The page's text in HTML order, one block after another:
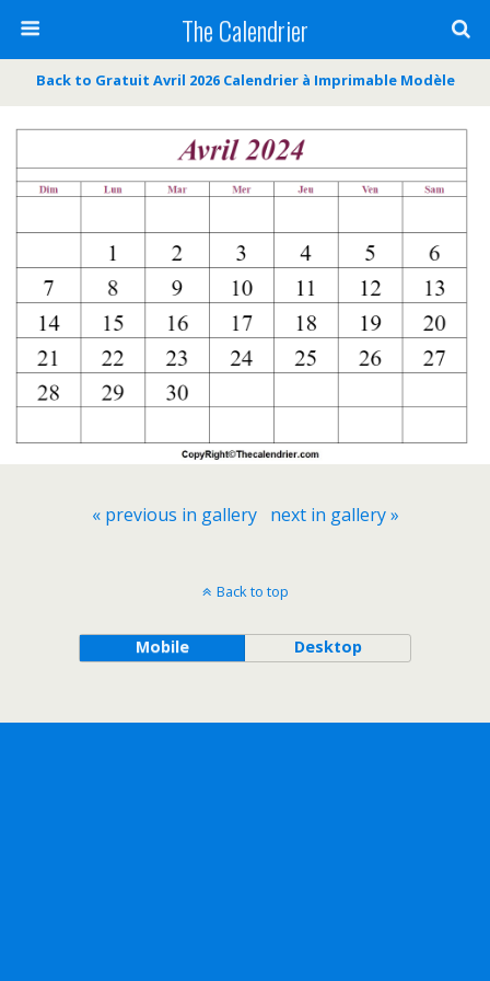
The Calendrier
Back to Gratuit Avril 2026 Calendrier à Imprimable Modèle
« previous in gallery next in gallery »
Back to top
Mobile Desktop